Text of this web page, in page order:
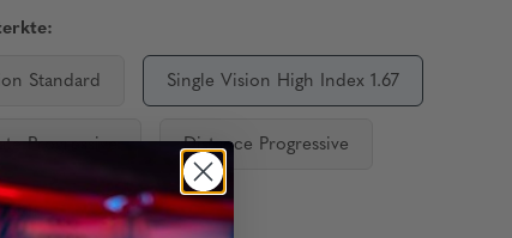
Standard Single Vision High Index 1.67
Progressive Distance Progressive
Op Voorraad